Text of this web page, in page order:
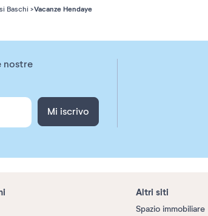
Baschi Vacanze Hendaye
nostre
Mi iscrivo
Altri siti
Spazio immobiliare